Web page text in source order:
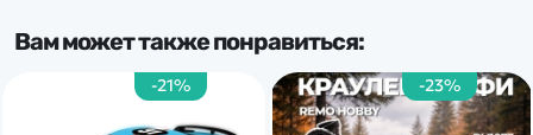
Вам может также понравиться:
-23%
-21%